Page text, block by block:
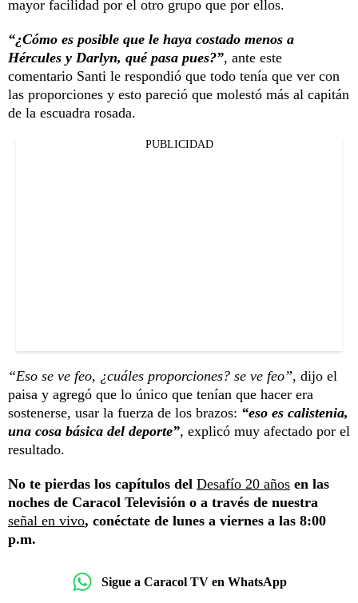
mayor facilidad por el otro grupo que por ellos.
“¿Cómo es posible que le haya costado menos a
Hércules y Darlyn, qué pasa pues?”, ante este
comentario Santi le respondió que todo tenía que ver con
las proporciones y esto pareció que molestó más al capitán
de la escuadra rosada.
PUBLICIDAD
“Eso se ve feo, ¿cuáles proporciones? se ve feo”, dijo el
paisa y agregó que lo único que tenían que hacer era
sostenerse, usar la fuerza de los brazos: “eso es calistenia,
una cosa básica del deporte”, explicó muy afectado por el
resultado.
No te pierdas los capítulos del Desafío 20 años en las
noches de Caracol Televisión o a través de nuestra
señal en vivo, conéctate de lunes a viernes a las 8:00
p.m.
Sigue a Caracol TV en WhatsApp